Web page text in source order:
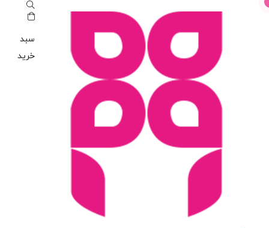
سبد
خرید